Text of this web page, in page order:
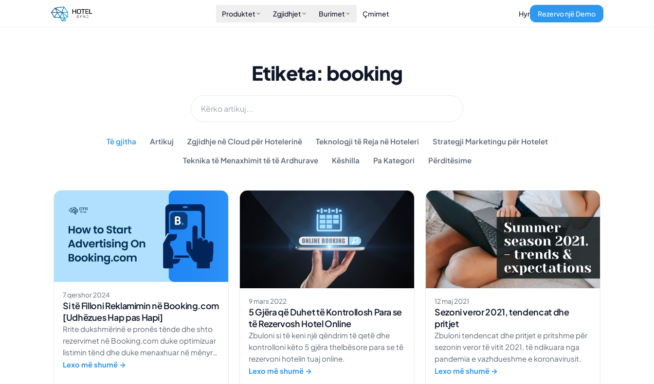
Produktet Zgjidhjet Burimet Çmimet Hyr Rezervo një Demo
Etiketa: booking
Të gjitha Artikuj Zgjidhje në Cloud për Hotelerinë Teknologji të Reja në Hoteleri Strategji Marketingu për Hotelet
Teknika të Menaxhimit të të Ardhurave Këshilla Pa Kategori Përditësime
7 qershor 2024
Si të Filloni Reklamimin në Booking.com
[Udhëzues Hap pas Hapi]
Rrite dukshmërinë e pronës tënde dhe shto
rezervimet në Booking.com duke optimizuar
listimin tënd dhe duke menaxhuar në mënyrë
efektive buxhetin e reklamave.
Lexo më shumë →
9 mars 2022
5 Gjëra që Duhet të Kontrollosh Para se
të Rezervosh Hotel Online
Zbuloni si të keni një qëndrim të qetë dhe
kontrolloni këto 5 gjëra thelbësore para se të
rezervoni hotelin tuaj online.
Lexo më shumë →
12 maj 2021
Sezoni veror 2021, tendencat dhe
pritjet
Zbuloni tendencat dhe pritjet e pritshme për
sezonin veror të vitit 2021, të ndikuara nga
pandemia e vazhdueshme e koronavirusit.
Lexo më shumë →